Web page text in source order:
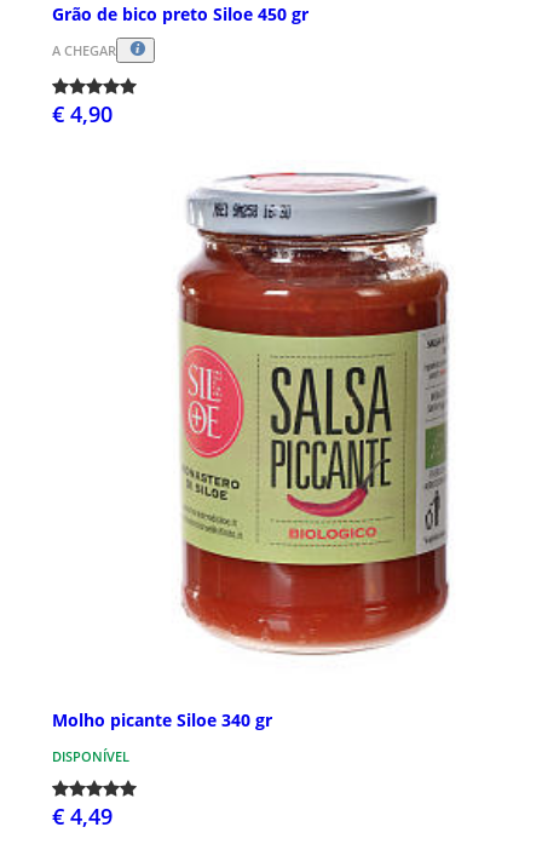
Grão de bico preto Siloe 450 gr
A CHEGAR
€ 4,90
Molho picante Siloe 340 gr
DISPONÍVEL
€ 4,49